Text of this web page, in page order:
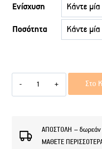
Ενίσχυση
Ποσότητα
Shave
PRIVE
Στο
ΑΠΟΣΤΟΛΗ – δωρεάν
ΜΑΘΕΤΕ